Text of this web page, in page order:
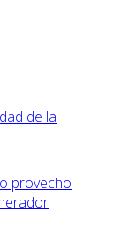
de la
provecho